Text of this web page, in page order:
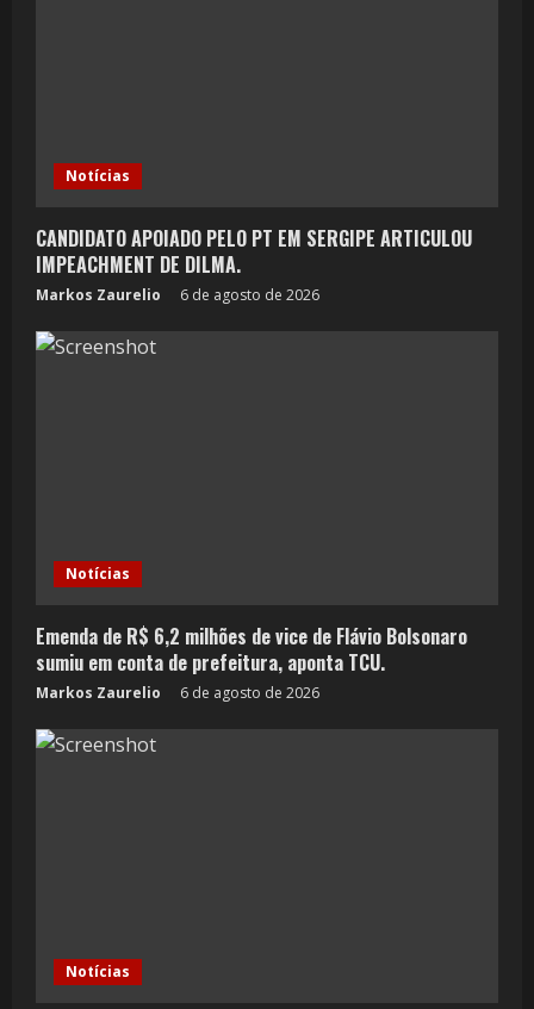
Notícias
CANDIDATO APOIADO PELO PT EM SERGIPE ARTICULOU
IMPEACHMENT DE DILMA.
Markos Zaurelio 6 de agosto de 2026
Notícias
Emenda de R$ 6,2 milhões de vice de Flávio Bolsonaro
sumiu em conta de prefeitura, aponta TCU.
Markos Zaurelio 6 de agosto de 2026
Notícias